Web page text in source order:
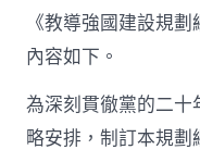
《教導強國建設規
內容如下。
為深刻貫徹黨的二
略安排，制訂本規劃